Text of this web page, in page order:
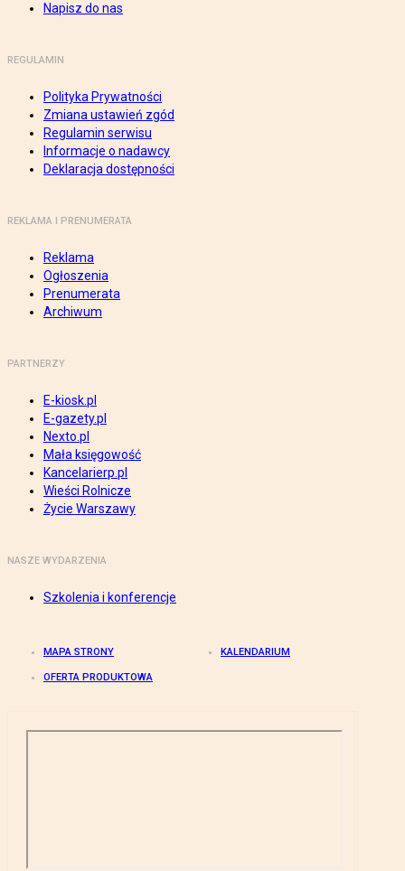
Napisz do nas
REGULAMIN
Polityka Prywatności
Zmiana ustawień zgód
Regulamin serwisu
Informacje o nadawcy
Deklaracja dostępności
REKLAMA I PRENUMERATA
Reklama
Ogłoszenia
Prenumerata
Archiwum
PARTNERZY
E-kiosk.pl
E-gazety.pl
Nexto.pl
Mała księgowość
Kancelarierp.pl
Wieści Rolnicze
Życie Warszawy
NASZE WYDARZENIA
Szkolenia i konferencje
MAPA STRONY KALENDARIUM
OFERTA PRODUKTOWA